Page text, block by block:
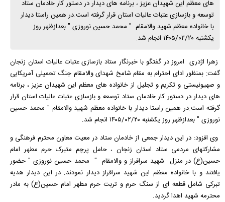
های معظم این شهیدان عزیز ، برنامه های دیدار در دستور کار خادمان ستاد
توسعه و بازسازی عتبات عالیات استان قرار گرفته است.در همین راستا دیدار
با خانواده معظم شهید والامقام " محمد حسین نوروزی " بعدازظهر روز
یکشنبه ۱۴۰۵/۰۲/۲۰ انجام شد.
زهرا اژدری امروز در گفتگو با خبرنگار ستاد بازسازی عتبات عالیات استان زنجان
گفت: بمنظور ادای احترام به مقام شامخ شهدای والامقام جنگ تحمیلی آمریکایی
و صهیونیستی و تکریم و تجلیل از خانواده های معظم این شهیدان عزیز ، برنامه
های دیدار در دستور کار خادمان ستاد توسعه و بازسازی عتبات عالیات استان قرار
گرفته است.در همین راستا دیدار با خانواده معظم شهید والامقام " محمد حسین
نوروزی " بعدازظهر روز یکشنبه ۱۴۰۵/۰۲/۲۰ انجام شد.
وی افزود: در این دیدار جمعی از خادمان ستاد در معیت معاون محترم فرهنگی و
مشارکتهای مردمی ستاد استان زنجان ، حامل پرچم متبرک حرم مطهر امام
حسین(ع) در منزل شهید سرافراز و والامقام " محمد حسین نوروزی " حضور
یافتند و با خانواده معظم این شهید سرافراز دیدار نمودند. در این دیدار هدیه
تبرکی شامل قطعه ای از سنگ حرم و تربت حرم مطهر امام حسین(ع) به مادر
محترمه شهید اهدا گردید.